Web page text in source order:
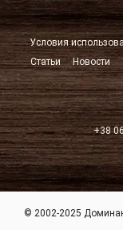
Условия
Статьи
Новости
+38
© 2002-2025